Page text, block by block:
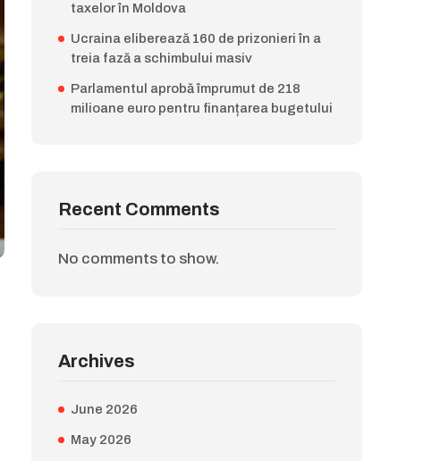
taxelor în Moldova
Ucraina eliberează 160 de prizonieri în a
treia fază a schimbului masiv
Parlamentul aprobă împrumut de 218
milioane euro pentru finanțarea bugetului
Recent Comments
No comments to show.
Archives
June 2026
May 2026